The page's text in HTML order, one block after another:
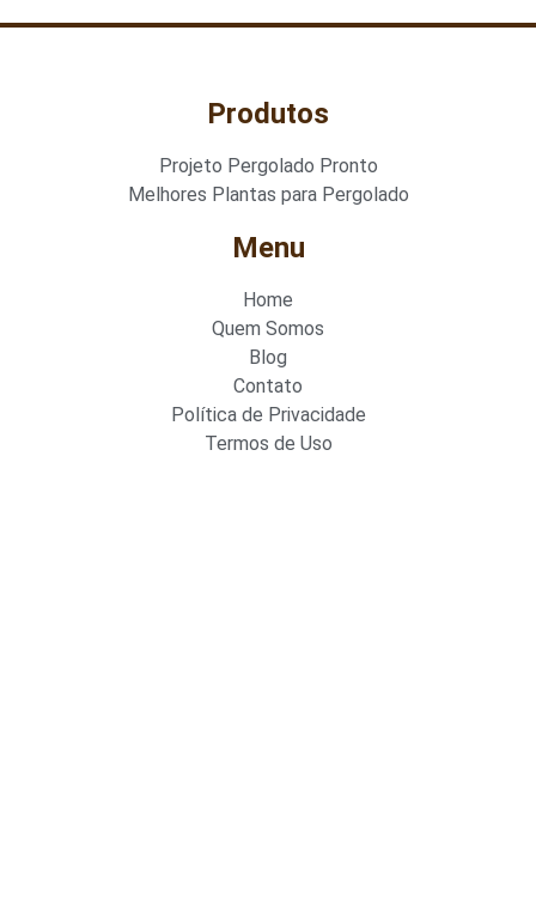
Produtos
Projeto Pergolado Pronto
Melhores Plantas para Pergolado
Menu
Home
Quem Somos
Blog
Contato
Política de Privacidade
Termos de Uso